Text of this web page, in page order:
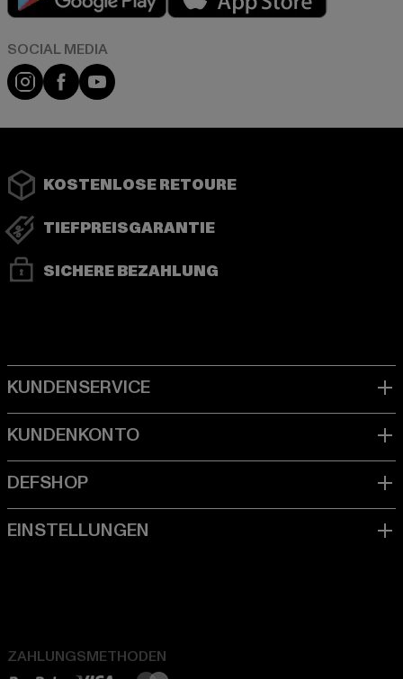
Instagram
FacebookYouTube
KOSTENLOSE RETOURE
TIEFPREISGARANTIE
SICHERE BEZAHLUNG
ZAHLUNGSMETHODEN